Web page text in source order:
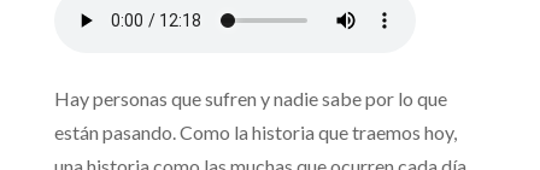
Hay personas que sufren y nadie sabe por lo que
están pasando. Como la historia que traemos hoy,